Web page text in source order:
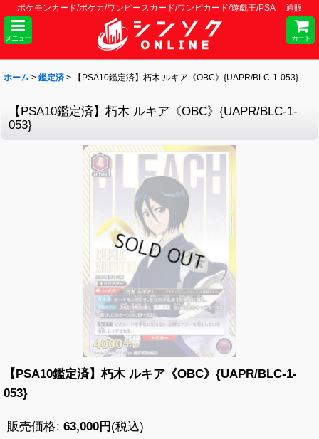
ポケモンカード/ポケカ/ワンピースカード/ワンピカード/遊戯王/PSA 通販
メニュー カート
ホーム > 鑑定済 > 【PSA10鑑定済】朽木 ルキア《OBC》{UAPR/BLC-1-053}
【PSA10鑑定済】朽木 ルキア《OBC》{UAPR/BLC-1-
053}
【PSA10鑑定済】朽木 ルキア《OBC》{UAPR/BLC-1-
053}
販売価格: 63,000円 (税込)